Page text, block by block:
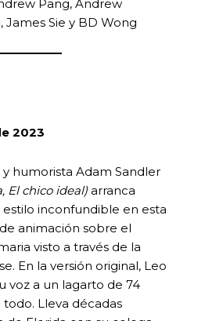
Pang, Andrew
James Sie y BD Wong
2023
y humorista Adam Sandler
El chico ideal) arranca
estilo inconfundible en esta
animación sobre el
visto a través de la
En la versión original, Leo
voz a un lagarto de 74
Lleva décadas